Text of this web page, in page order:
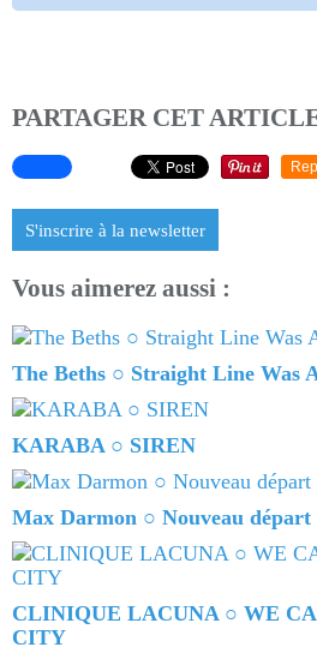
PARTAGER CET
S'inscrire à la newsletter
Vous aimerez aussi :
The Beths ○ Straight Line Was
KARABA ○ SIREN
Max Darmon ○ Nouveau départ
CLINIQUE LACUNA ○ WE
CITY